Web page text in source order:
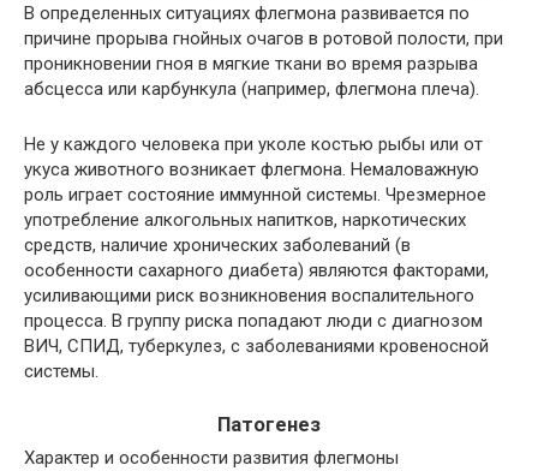
В определенных ситуациях флегмона развивается по
причине прорыва гнойных очагов в ротовой полости, при
проникновении гноя в мягкие ткани во время разрыва
абсцесса или карбункула (например, флегмона плеча).
Не у каждого человека при уколе костью рыбы или от
укуса животного возникает флегмона. Немаловажную
роль играет состояние иммунной системы. Чрезмерное
употребление алкогольных напитков, наркотических
средств, наличие хронических заболеваний (в
особенности сахарного диабета) являются факторами,
усиливающими риск возникновения воспалительного
процесса. В группу риска попадают люди с диагнозом
ВИЧ, СПИД, туберкулез, с заболеваниями кровеносной
системы.
Патогенез
Характер и особенности развития флегмоны